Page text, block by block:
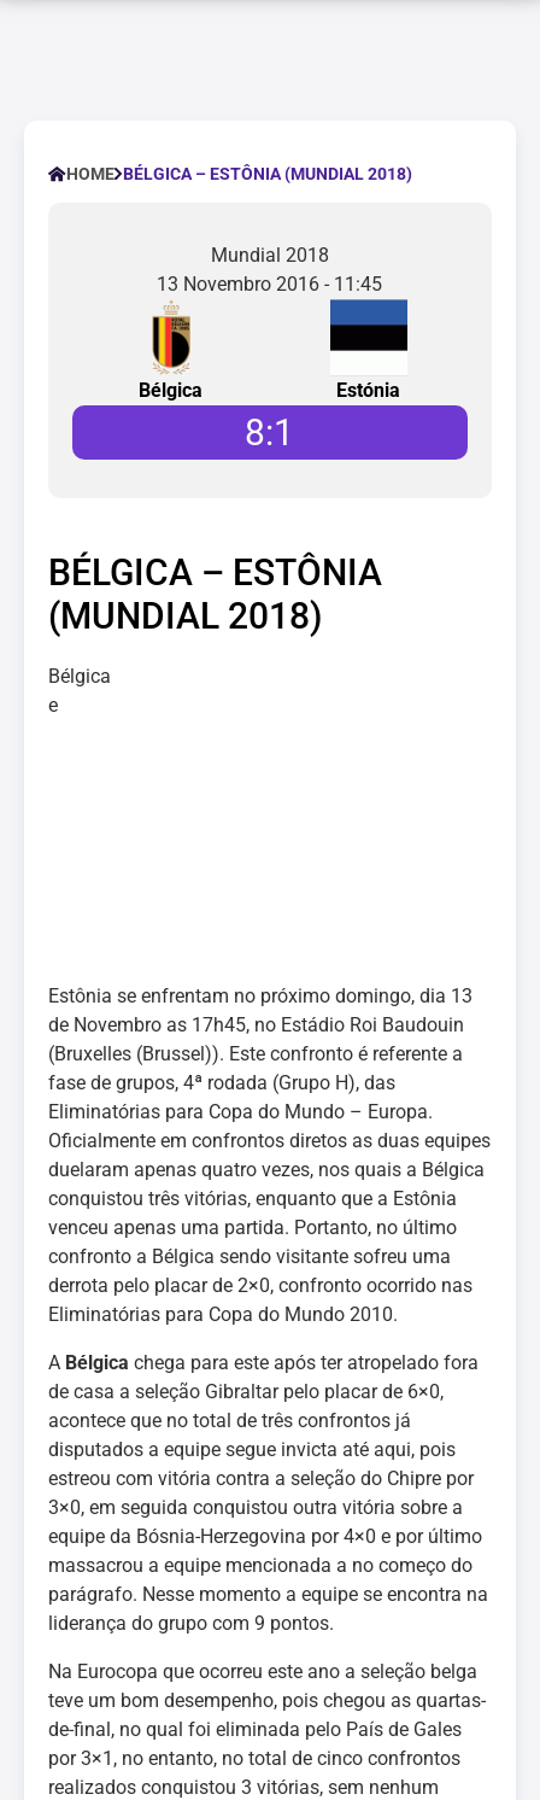
HOME BÉLGICA – ESTÔNIA (MUNDIAL 2018)
Mundial 2018
13 Novembro 2016 - 11:45
Bélgica Estónia
8:1
BÉLGICA – ESTÔNIA
(MUNDIAL 2018)
Bélgica
e
Estônia se enfrentam no próximo domingo, dia 13
de Novembro as 17h45, no Estádio Roi Baudouin
(Bruxelles (Brussel)). Este confronto é referente a
fase de grupos, 4ª rodada (Grupo H), das
Eliminatórias para Copa do Mundo – Europa.
Oficialmente em confrontos diretos as duas equipes
duelaram apenas quatro vezes, nos quais a Bélgica
conquistou três vitórias, enquanto que a Estônia
venceu apenas uma partida. Portanto, no último
confronto a Bélgica sendo visitante sofreu uma
derrota pelo placar de 2×0, confronto ocorrido nas
Eliminatórias para Copa do Mundo 2010.
A Bélgica chega para este após ter atropelado fora
de casa a seleção Gibraltar pelo placar de 6×0,
acontece que no total de três confrontos já
disputados a equipe segue invicta até aqui, pois
estreou com vitória contra a seleção do Chipre por
3×0, em seguida conquistou outra vitória sobre a
equipe da Bósnia-Herzegovina por 4×0 e por último
massacrou a equipe mencionada a no começo do
parágrafo. Nesse momento a equipe se encontra na
liderança do grupo com 9 pontos.
Na Eurocopa que ocorreu este ano a seleção belga
teve um bom desempenho, pois chegou as quartas-
de-final, no qual foi eliminada pelo País de Gales
por 3×1, no entanto, no total de cinco confrontos
realizados conquistou 3 vitórias, sem nenhum